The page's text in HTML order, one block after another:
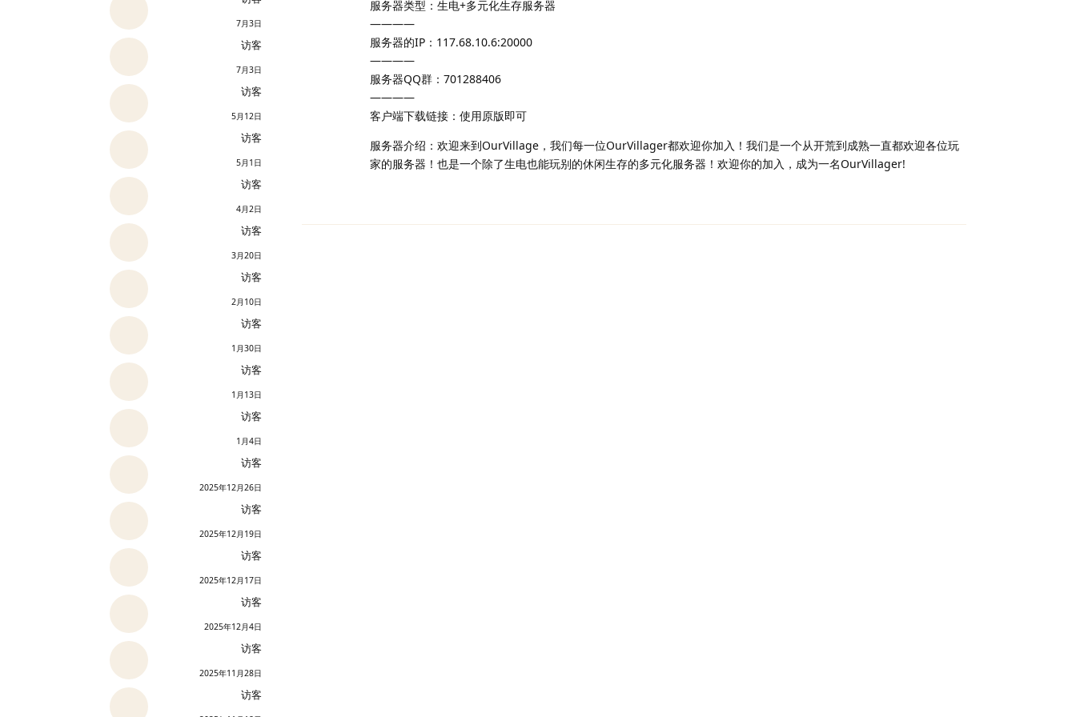
7月3日
访客
7月3日
访客
5月12日
访客
5月1日
访客
4月2日
访客
3月20日
访客
2月10日
访客
1月30日
访客
1月13日
访客
1月4日
访客
2025年12月26日
访客
2025年12月19日
访客
2025年12月17日
访客
2025年12月4日
访客
2025年11月28日
访客
服务器类型：生电+多元化生存服务器
————
服务器的IP：117.68.10.6:20000
————
服务器QQ群：701288406
————
客户端下载链接：使用原版即可
服务器介绍：欢迎来到OurVillage，我们每一位OurVillager都欢迎你加入！我们是一个从开荒到成熟一直都欢迎各位玩
家的服务器！也是一个除了生电也能玩别的休闲生存的多元化服务器！欢迎你的加入，成为一名OurVillager!